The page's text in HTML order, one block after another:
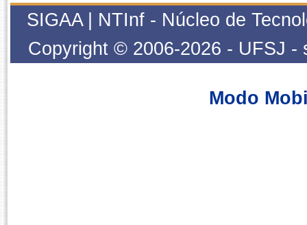
SIGAA | NTInf - Núcleo de
Copyright © 2006-2026 - UFSJ
Modo